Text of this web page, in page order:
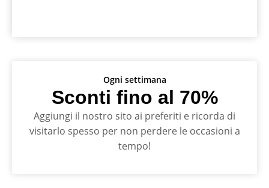
Ogni settimana
Sconti fino al 70%
Aggiungi il nostro sito ai preferiti e ricorda di
visitarlo spesso per non perdere le occasioni a
tempo!